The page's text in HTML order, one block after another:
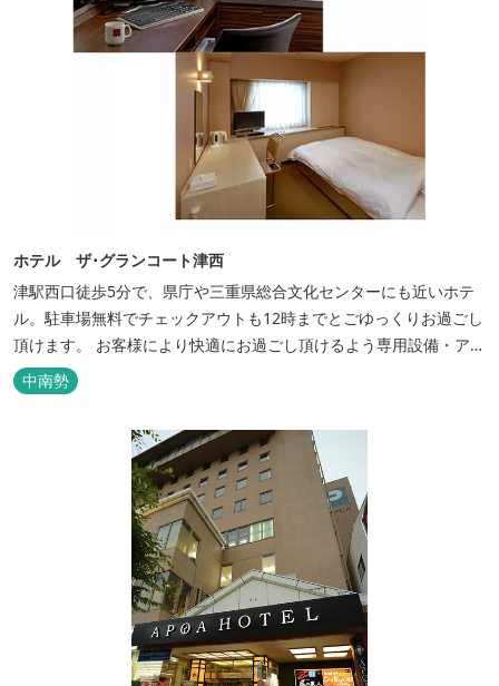
ホテル ザ･グランコート津西
津駅西口徒歩5分で、県庁や三重県総合文化センターにも近いホテ
ル。駐車場無料でチェックアウトも12時までとごゆっくりお過ごし
頂けます。 お客様により快適にお過ごし頂けるよう専用設備・アメ
ニティ付き女性専用フロアやビジネスマンに最適なパソコン・プリ
ンター設置のお部屋など多種多様な部屋タイプ・サービスをご用
意。本質の時間、至上の空間をお届けいたします。 また１Fにはカ
フェ＆レストランE...
中南勢